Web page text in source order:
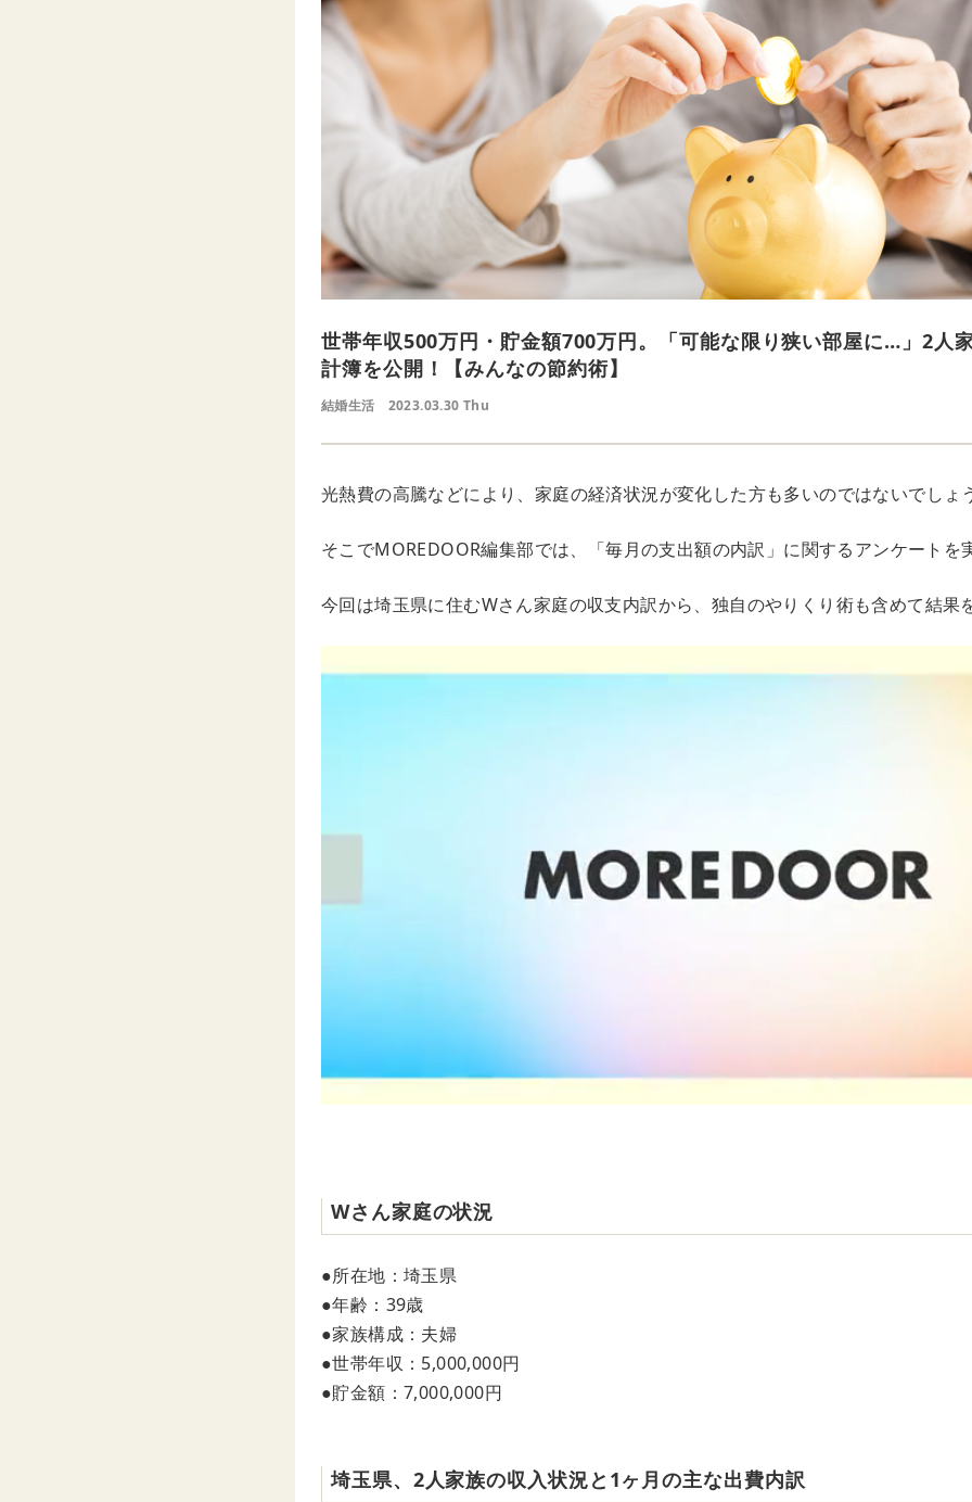
世帯年収500万円・貯金額700万円。「可能な限り狭い部屋に…」2人
計簿を公開！【みんなの節約術】
結婚生活 2023.03.30 Thu
光熱費の高騰などにより、家庭の経済状況が変化した方も多いのではないでしょ
そこでMOREDOOR編集部では、「毎月の支出額の内訳」に関するアンケートを
今回は埼玉県に住むWさん家庭の収支内訳から、独自のやりくり術も含めて結果
Wさん家庭の状況
●所在地：埼玉県
●年齢：39歳
●家族構成：夫婦
●世帯年収：5,000,000円
●貯金額：7,000,000円
埼玉県、2人家族の収入状況と1ヶ月の主な出費内訳